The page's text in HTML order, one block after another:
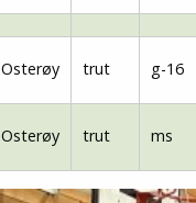
Osterøy trut g-16
Osterøy trut ms